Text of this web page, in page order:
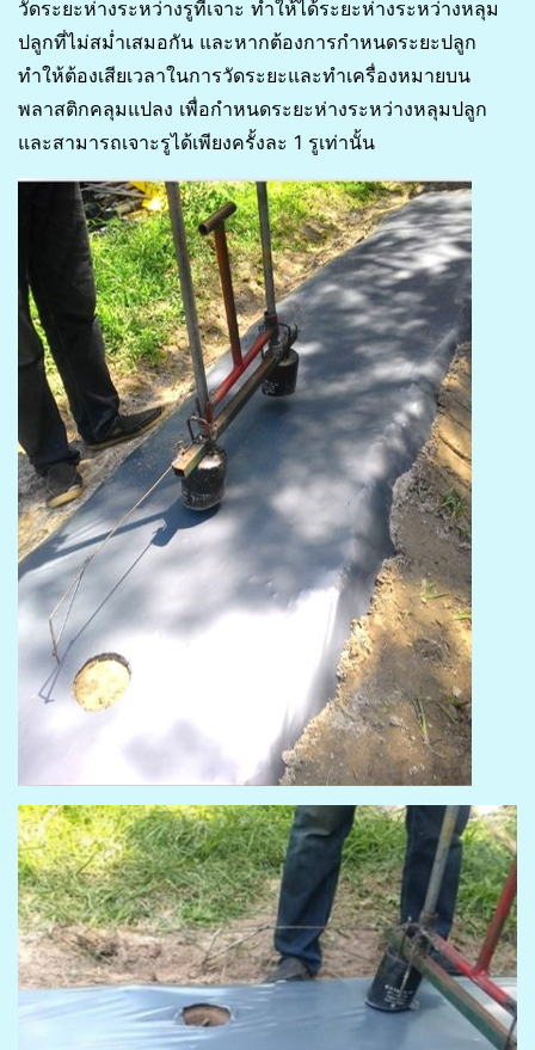
วัดระยะห่างระหว่างรูที่เจาะ ทำให้ได้ระยะห่างระหว่างหลุม
ปลูกที่ไม่สม่ำเสมอกัน และหากต้องการกำหนดระยะปลูก
ทำให้ต้องเสียเวลาในการวัดระยะและทำเครื่องหมายบน
พลาสติกคลุมแปลง เพื่อกำหนดระยะห่างระหว่างหลุมปลูก
และสามารถเจาะรูได้เพียงครั้งละ 1 รูเท่านั้น